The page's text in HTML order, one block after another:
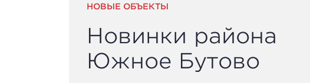
НОВЫЕ ОБЪЕКТЫ
Новинки района
Южное Бутово